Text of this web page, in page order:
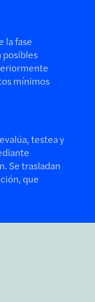
la fase
posibles
mínimos
testea y
Se trasladan
que